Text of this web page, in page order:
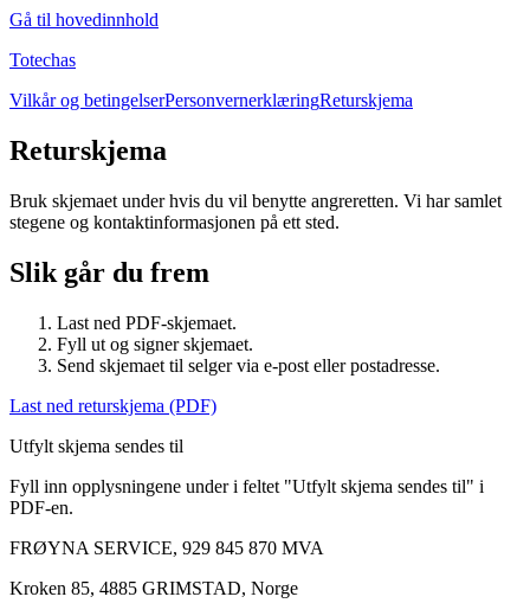
Gå til hovedinnhold
Totechas
Vilkår og betingelserPersonvernerklæringReturskjema
Returskjema
Bruk skjemaet under hvis du vil benytte angreretten. Vi har samlet
stegene og kontaktinformasjonen på ett sted.
Slik går du frem
Last ned PDF-skjemaet.
Fyll ut og signer skjemaet.
Send skjemaet til selger via e-post eller postadresse.
Last ned returskjema (PDF)
Utfylt skjema sendes til
Fyll inn opplysningene under i feltet "Utfylt skjema sendes til" i
PDF-en.
FRØYNA SERVICE, 929 845 870 MVA
Kroken 85, 4885 GRIMSTAD, Norge